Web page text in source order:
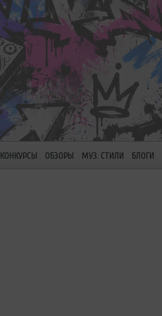
КОНКУРСЫ ОБЗОРЫ МУЗ. СТИЛИ БЛОГИ